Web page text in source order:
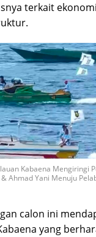
terkait
Kabaena Mengiringi
Ahmad Yani Menuju
calon ini
yang